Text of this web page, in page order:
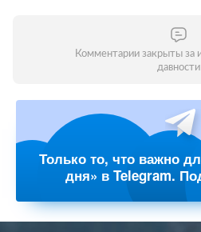
Комментарии закрыты за
давности
Только то, что важно
дня» в Telegram.